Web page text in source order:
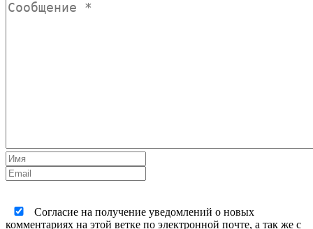
Согласие на получение уведомлений о новых
комментариях на этой ветке по электронной почте, а так же с